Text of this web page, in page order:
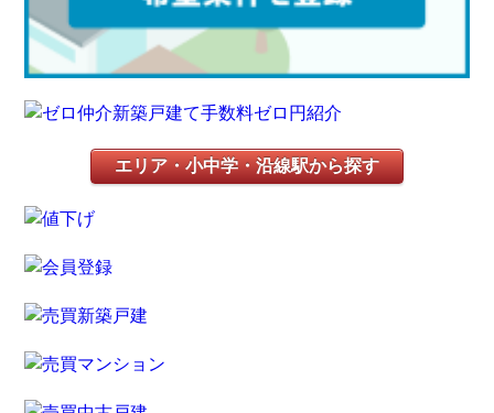
エリア・小中学・沿線駅から探す